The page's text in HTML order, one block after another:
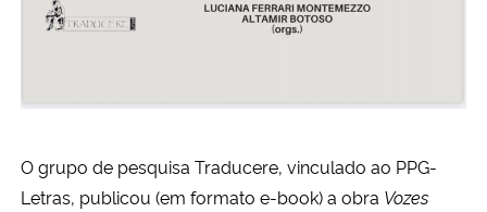
Banco Central do Brasil
O grupo de pesquisa Traducere, vinculado ao PPG-
Letras, publicou (em formato e-book) a obra Vozes